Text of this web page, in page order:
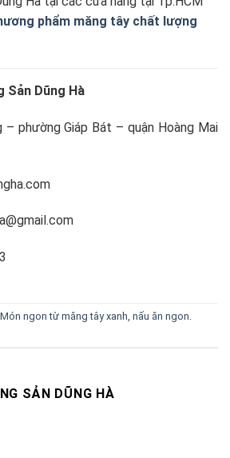
phẩm măng tây chất lượng
Sản Dũng Hà
phường Giáp Bát – quận Hoàng Mai
Món ngon từ măng tây xanh, nấu ăn ngon.
SẢN DŨNG HÀ